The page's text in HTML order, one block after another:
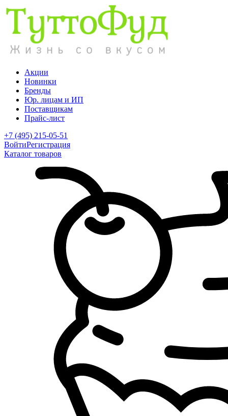
Акции
Новинки
Бренды
Юр. лицам и ИП
Поставщикам
Прайс-лист
+7 (495) 215-05-51
ВойтиРегистрация
Каталог товаров